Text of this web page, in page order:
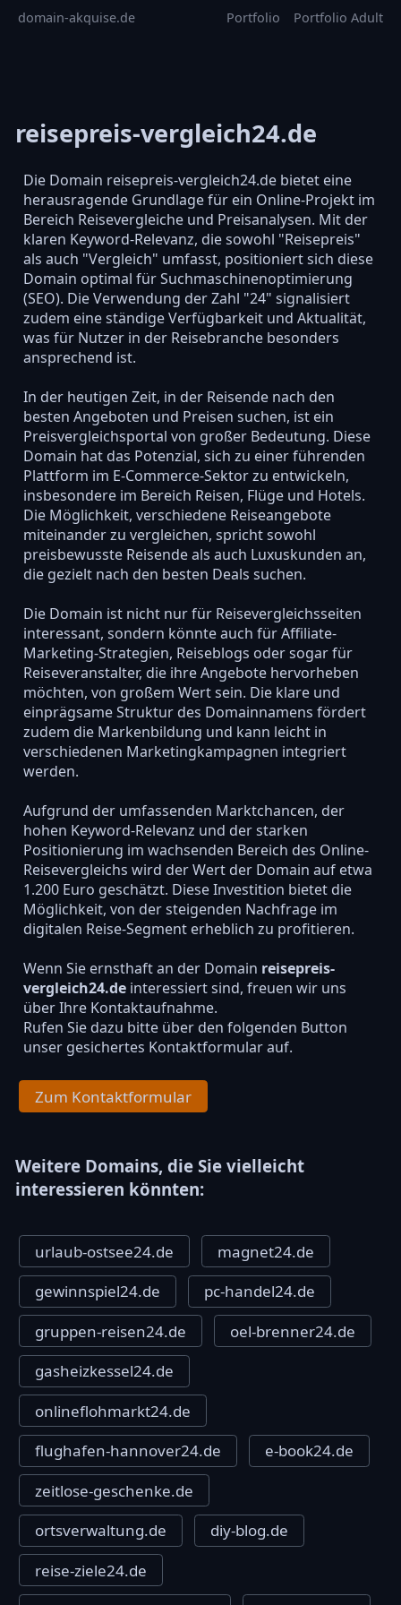
domain-akquise.de Portfolio Portfolio Adult
reisepreis-vergleich24.de
Die Domain reisepreis-vergleich24.de bietet eine
herausragende Grundlage für ein Online-Projekt im
Bereich Reisevergleiche und Preisanalysen. Mit der
klaren Keyword-Relevanz, die sowohl "Reisepreis"
als auch "Vergleich" umfasst, positioniert sich diese
Domain optimal für Suchmaschinenoptimierung
(SEO). Die Verwendung der Zahl "24" signalisiert
zudem eine ständige Verfügbarkeit und Aktualität,
was für Nutzer in der Reisebranche besonders
ansprechend ist.
In der heutigen Zeit, in der Reisende nach den
besten Angeboten und Preisen suchen, ist ein
Preisvergleichsportal von großer Bedeutung. Diese
Domain hat das Potenzial, sich zu einer führenden
Plattform im E-Commerce-Sektor zu entwickeln,
insbesondere im Bereich Reisen, Flüge und Hotels.
Die Möglichkeit, verschiedene Reiseangebote
miteinander zu vergleichen, spricht sowohl
preisbewusste Reisende als auch Luxuskunden an,
die gezielt nach den besten Deals suchen.
Die Domain ist nicht nur für Reisevergleichsseiten
interessant, sondern könnte auch für Affiliate-
Marketing-Strategien, Reiseblogs oder sogar für
Reiseveranstalter, die ihre Angebote hervorheben
möchten, von großem Wert sein. Die klare und
einprägsame Struktur des Domainnamens fördert
zudem die Markenbildung und kann leicht in
verschiedenen Marketingkampagnen integriert
werden.
Aufgrund der umfassenden Marktchancen, der
hohen Keyword-Relevanz und der starken
Positionierung im wachsenden Bereich des Online-
Reisevergleichs wird der Wert der Domain auf etwa
1.200 Euro geschätzt. Diese Investition bietet die
Möglichkeit, von der steigenden Nachfrage im
digitalen Reise-Segment erheblich zu profitieren.
Wenn Sie ernsthaft an der Domain reisepreis-
vergleich24.deinteressiert sind, freuen wir uns
über Ihre Kontaktaufnahme.
Rufen Sie dazu bitte über den folgenden Button
unser gesichertes Kontaktformular auf.
Zum Kontaktformular
Weitere Domains, die Sie vielleicht
interessieren könnten:
urlaub-ostsee24.de
magnet24.de
gewinnspiel24.de
pc-handel24.de
gruppen-reisen24.de
oel-brenner24.de
gasheizkessel24.de
onlineflohmarkt24.de
flughafen-hannover24.de
e-book24.de
zeitlose-geschenke.de
ortsverwaltung.de
diy-blog.de
reise-ziele24.de